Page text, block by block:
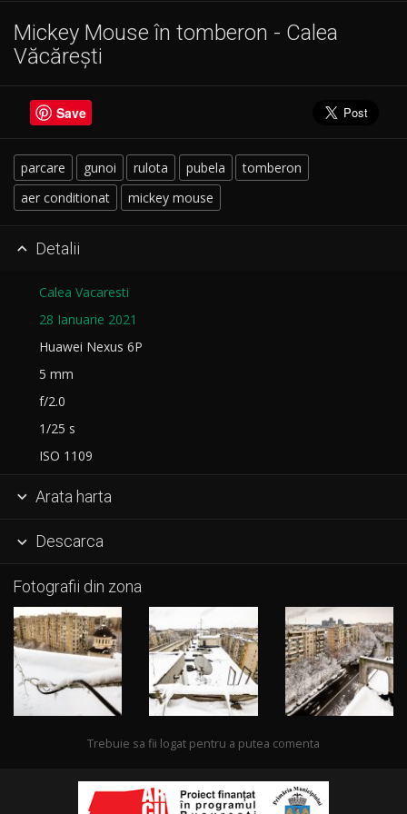
Mickey Mouse în tomberon - Calea
Văcărești
Save
parcare gunoi rulota pubela
tomberon
aer conditionat
mickey mouse
 Detalii
Calea Vacaresti
28 Ianuarie 2021
Huawei Nexus 6P
5 mm
f/2.0
1/25 s
ISO 1109
 Arata harta
 Descarca
Fotografii din zona
Trebuie sa fii logat pentru a putea comenta